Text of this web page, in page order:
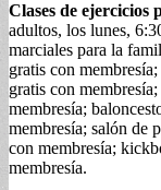
Clases de ejercicios
adultos, los lunes,
marciales para la
gratis con
gratis con
membresía;
membresía; salón de
con membresía;
membresía.